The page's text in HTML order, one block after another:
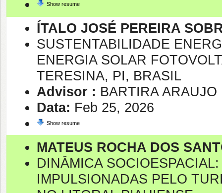
Show resume
ÍTALO JOSÉ PEREIRA
SUSTENTABILIDADE
ENERGIA SOLAR
TERESINA, PI, BRASIL
Advisor : BARTIRA ARAUJO
Data: Feb 25, 2026
Show resume
MATEUS ROCHA DOS
DINÂMICA
IMPULSIONADAS PELO